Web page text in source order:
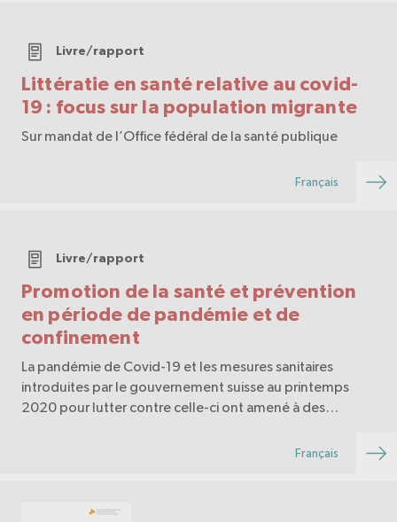
Littératie en santé relative au covid-
19 : focus sur la population migrante
Livre/rapport
Sur mandat de l’Office fédéral de la santé publique
Français
Promotion de la santé et prévention
en période de pandémie et de
confinement
Livre/rapport
La pandémie de Covid-19 et les mesures sanitaires
introduites par le gouvernement suisse au printemps
2020 pour lutter contre celle-ci ont amené à des
population, mais aussi dans celui des professionnel-le-s
Français